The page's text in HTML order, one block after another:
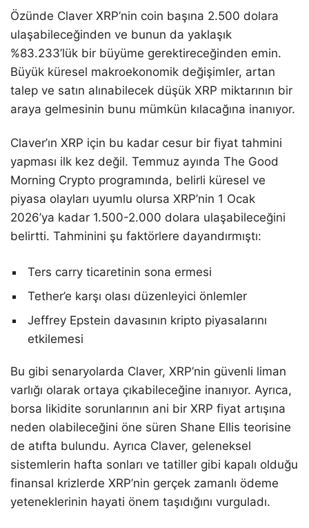
Özünde Claver XRP’nin coin başına 2.500 dolara
ulaşabileceğinden ve bunun da yaklaşık
%83.233’lük bir büyüme gerektireceğinden emin.
Büyük küresel makroekonomik değişimler, artan
talep ve satın alınabilecek düşük XRP miktarının bir
araya gelmesinin bunu mümkün kılacağına inanıyor.
Claver’ın XRP için bu kadar cesur bir fiyat tahmini
yapması ilk kez değil. Temmuz ayında The Good
Morning Crypto programında, belirli küresel ve
piyasa olayları uyumlu olursa XRP’nin 1 Ocak
2026’ya kadar 1.500-2.000 dolara ulaşabileceğini
belirtti. Tahminini şu faktörlere dayandırmıştı:
Ters carry ticaretinin sona ermesi
Tether’e karşı olası düzenleyici önlemler
Jeffrey Epstein davasının kripto piyasalarını
etkilemesi
Bu gibi senaryolarda Claver, XRP’nin güvenli liman
varlığı olarak ortaya çıkabileceğine inanıyor. Ayrıca,
borsa likidite sorunlarının ani bir XRP fiyat artışına
neden olabileceğini öne süren Shane Ellis teorisine
de atıfta bulundu. Ayrıca Claver, geleneksel
sistemlerin hafta sonları ve tatiller gibi kapalı olduğu
finansal krizlerde XRP’nin gerçek zamanlı ödeme
yeteneklerinin hayati önem taşıdığını vurguladı.